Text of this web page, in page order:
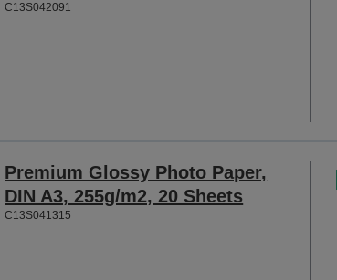
C13S042091
Premium Glossy Photo Paper,
DIN A3, 255g/m2, 20 Sheets
C13S041315